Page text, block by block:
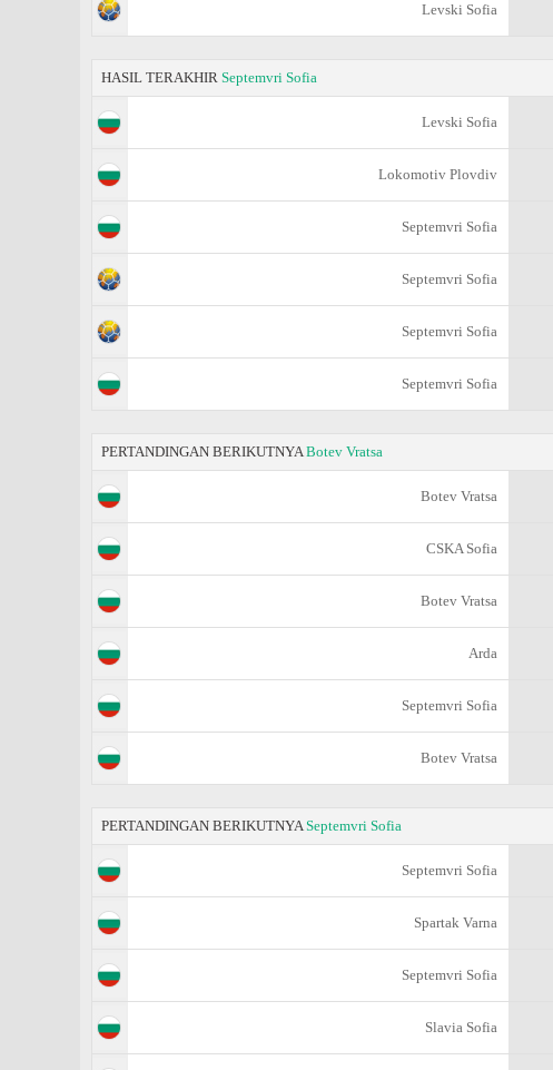
Levski Sofia
HASIL TERAKHIR Septemvri Sofia
Levski Sofia
Lokomotiv Plovdiv
Septemvri Sofia
Septemvri Sofia
Septemvri Sofia
Septemvri Sofia
PERTANDINGAN BERIKUTNYABotev Vratsa
Botev Vratsa
CSKA Sofia
Botev Vratsa
Arda
Septemvri Sofia
Botev Vratsa
PERTANDINGAN BERIKUTNYASeptemvri Sofia
Septemvri Sofia
Spartak Varna
Septemvri Sofia
Slavia Sofia